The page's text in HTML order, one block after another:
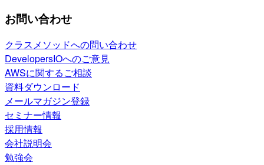
お問い合わせ
クラスメソッドへの問い合わせ
DevelopersIOへのご意見
AWSに関するご相談
資料ダウンロード
メールマガジン登録
セミナー情報
採用情報
会社説明会
勉強会